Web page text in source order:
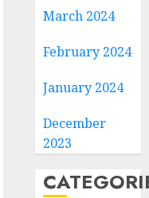
March 2024
February 2024
January 2024
December
2023